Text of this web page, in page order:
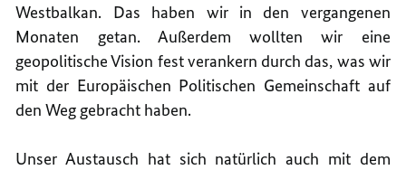
Westbalkan. Das haben wir in den vergangenen
Monaten getan. Außerdem wollten wir eine
geopolitische Vision fest verankern durch das, was wir
mit der Europäischen Politischen Gemeinschaft auf
den Weg gebracht haben.
Unser Austausch hat sich natürlich auch mit dem